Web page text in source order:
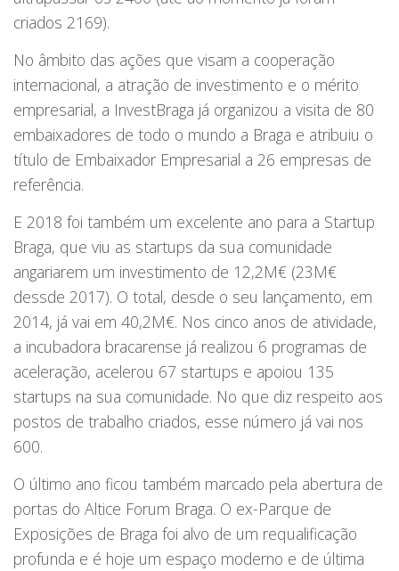
criados 2169).
No âmbito das ações que visam a cooperação
internacional, a atração de investimento e o mérito
empresarial, a InvestBraga já organizou a visita de 80
embaixadores de todo o mundo a Braga e atribuiu o
título de Embaixador Empresarial a 26 empresas de
referência.
E 2018 foi também um excelente ano para a Startup
Braga, que viu as startups da sua comunidade
angariarem um investimento de 12,2M€ (23M€
dessde 2017). O total, desde o seu lançamento, em
2014, já vai em 40,2M€. Nos cinco anos de atividade,
a incubadora bracarense já realizou 6 programas de
aceleração, acelerou 67 startups e apoiou 135
startups na sua comunidade. No que diz respeito aos
postos de trabalho criados, esse número já vai nos
600.
O último ano ficou também marcado pela abertura de
portas do Altice Forum Braga. O ex-Parque de
Exposições de Braga foi alvo de um requalificação
profunda e é hoje um espaço moderno e de última